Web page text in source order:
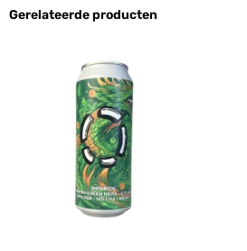
Gerelateerde producten